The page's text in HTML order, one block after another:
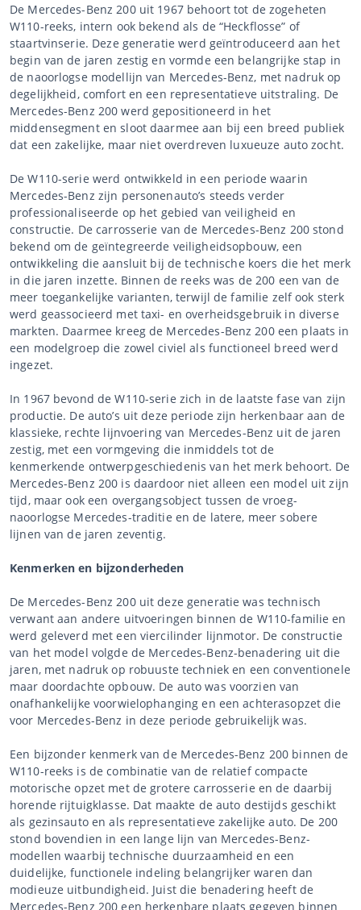
De Mercedes-Benz 200 uit 1967 behoort tot de zogeheten
W110-reeks, intern ook bekend als de “Heckflosse” of
staartvinserie. Deze generatie werd geïntroduceerd aan het
begin van de jaren zestig en vormde een belangrijke stap in
de naoorlogse modellijn van Mercedes-Benz, met nadruk op
degelijkheid, comfort en een representatieve uitstraling. De
Mercedes-Benz 200 werd gepositioneerd in het
middensegment en sloot daarmee aan bij een breed publiek
dat een zakelijke, maar niet overdreven luxueuze auto zocht.
De W110-serie werd ontwikkeld in een periode waarin
Mercedes-Benz zijn personenauto’s steeds verder
professionaliseerde op het gebied van veiligheid en
constructie. De carrosserie van de Mercedes-Benz 200 stond
bekend om de geïntegreerde veiligheidsopbouw, een
ontwikkeling die aansluit bij de technische koers die het merk
in die jaren inzette. Binnen de reeks was de 200 een van de
meer toegankelijke varianten, terwijl de familie zelf ook sterk
werd geassocieerd met taxi- en overheidsgebruik in diverse
markten. Daarmee kreeg de Mercedes-Benz 200 een plaats in
een modelgroep die zowel civiel als functioneel breed werd
ingezet.
In 1967 bevond de W110-serie zich in de laatste fase van zijn
productie. De auto’s uit deze periode zijn herkenbaar aan de
klassieke, rechte lijnvoering van Mercedes-Benz uit de jaren
zestig, met een vormgeving die inmiddels tot de
kenmerkende ontwerpgeschiedenis van het merk behoort. De
Mercedes-Benz 200 is daardoor niet alleen een model uit zijn
tijd, maar ook een overgangsobject tussen de vroeg-
naoorlogse Mercedes-traditie en de latere, meer sobere
lijnen van de jaren zeventig.
Kenmerken en bijzonderheden
De Mercedes-Benz 200 uit deze generatie was technisch
verwant aan andere uitvoeringen binnen de W110-familie en
werd geleverd met een viercilinder lijnmotor. De constructie
van het model volgde de Mercedes-Benz-benadering uit die
jaren, met nadruk op robuuste techniek en een conventionele
maar doordachte opbouw. De auto was voorzien van
onafhankelijke voorwielophanging en een achterasopzet die
voor Mercedes-Benz in deze periode gebruikelijk was.
Een bijzonder kenmerk van de Mercedes-Benz 200 binnen de
W110-reeks is de combinatie van de relatief compacte
motorische opzet met de grotere carrosserie en de daarbij
horende rijtuigklasse. Dat maakte de auto destijds geschikt
als gezinsauto en als representatieve zakelijke auto. De 200
stond bovendien in een lange lijn van Mercedes-Benz-
modellen waarbij technische duurzaamheid en een
duidelijke, functionele indeling belangrijker waren dan
modieuze uitbundigheid. Juist die benadering heeft de
Mercedes-Benz 200 een herkenbare plaats gegeven binnen